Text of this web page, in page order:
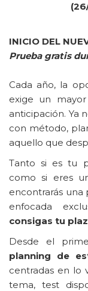
INICIO DEL
Prueba gratis
Cada año, la
exige un
anticipación. Ya
con método,
aquello que
Tanto si es tu
como si eres
encontrarás
enfocada
consigas tu
Desde el
planning de
centradas en lo
tema, test